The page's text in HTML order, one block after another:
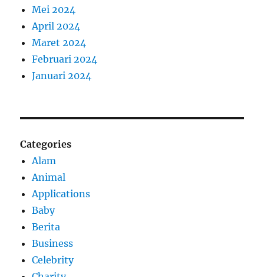
Mei 2024
April 2024
Maret 2024
Februari 2024
Januari 2024
Categories
Alam
Animal
Applications
Baby
Berita
Business
Celebrity